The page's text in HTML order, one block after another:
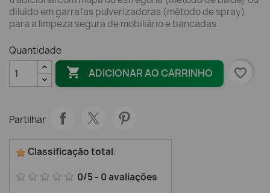
diluído em garrafas pulverizadoras (método de spray)
para a limpeza segura de mobiliário e bancadas.
Quantidade
 ADICIONAR AO CARRINHO favorite_border
Partilhar
Classificação total:
0/5- 0avaliações